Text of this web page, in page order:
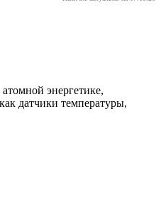
энергетике,
датчики температуры,